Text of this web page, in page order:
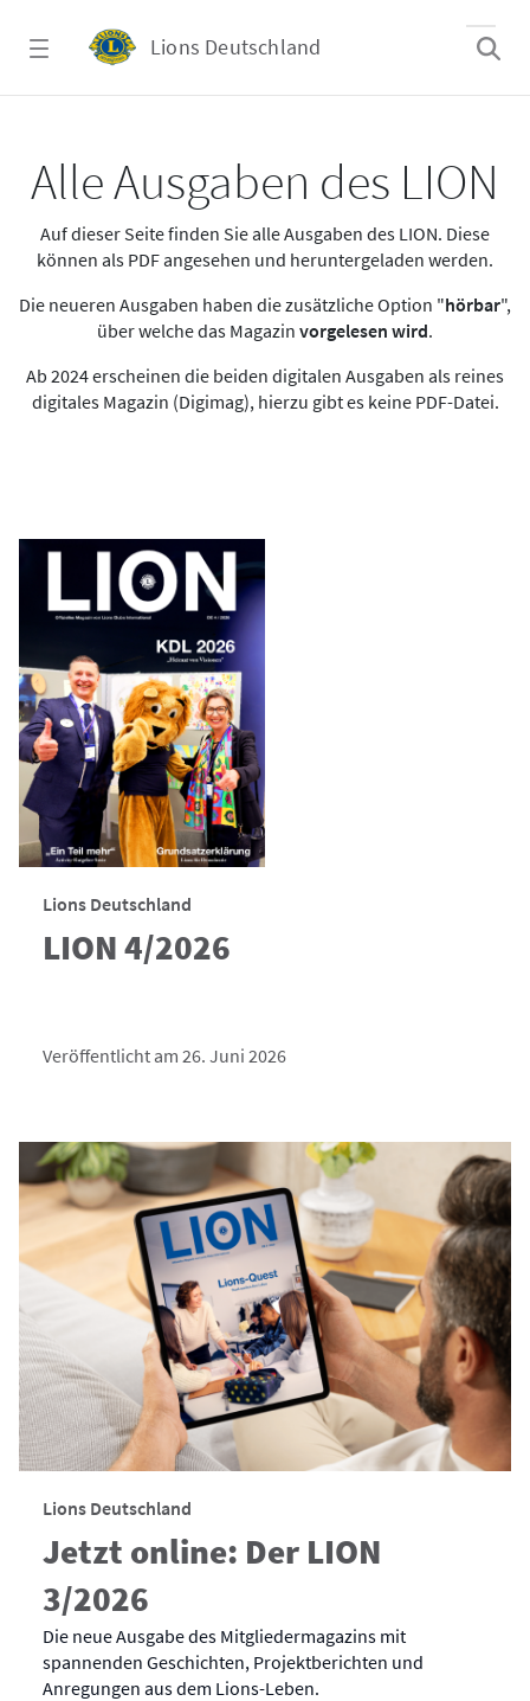
Lions Deutschland
Alle Ausgaben des LION
Auf dieser Seite finden Sie alle Ausgaben des LION. Diese
können als PDF angesehen und heruntergeladen werden.
Die neueren Ausgaben haben die zusätzliche Option "hörbar",
über welche das Magazin vorgelesen wird.
Ab 2024 erscheinen die beiden digitalen Ausgaben als reines
digitales Magazin (Digimag), hierzu gibt es keine PDF-Datei.
Lions Deutschland
LION 4/2026
Veröffentlicht am 26. Juni 2026
Lions Deutschland
Jetzt online: Der LION
3/2026
Die neue Ausgabe des Mitgliedermagazins mit
spannenden Geschichten, Projektberichten und
Anregungen aus dem Lions-Leben.